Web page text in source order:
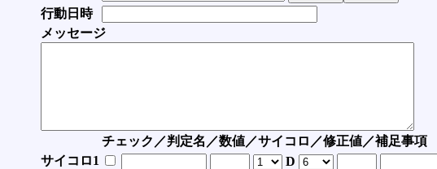
行動日時
メッセージ
チェック／判定名／数値／サイコロ／修正値／補足事項
サイコロ1
D